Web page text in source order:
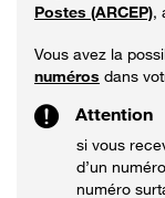
Postes (ARCEP),
Vous avez la
numéros dans
Attention
si vous
d’un
numéro